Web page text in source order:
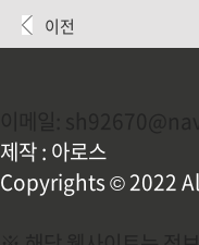
편리한 서비스입니다. 이렇
보는 것이 좋겠죠? 지금부터
택한 후에 이름, 생년월일 8
번호를 차례대로 기입한다.
이전
제작 : 아로스
Copyrights © 2022